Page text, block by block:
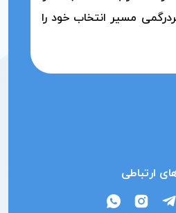
مسیر انتخاب خود را
ارتباطی